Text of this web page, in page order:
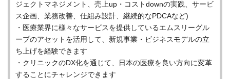
ジェクトマネジメント、売上up・コストdownの実践、サービ
ス企画、業務改善、仕組み設計、継続的なPDCAなど)
・医療業界に様々なサービスを提供しているエムスリーグル
ープのアセットを活用して、新規事業・ビジネスモデルの立
ち上げを経験できます
・クリニックのDX化を通じて、日本の医療を良い方向に変革
することにチャレンジできます